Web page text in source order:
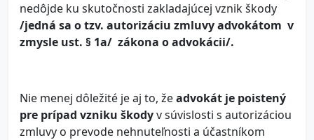
nedôjde ku skutočnosti zakladajúcej vznik škody
/jedná sa otzv. autorizáciu zmluvy advokátom v
zmysle ust. § 1a/ zákona o advokácii/.
Nie menej dôležité je aj to, žeadvokát je poistený
pre prípad vzniku škodyv súvislosti s autorizáciou
zmluvy o prevode nehnuteľnosti a účastníkom